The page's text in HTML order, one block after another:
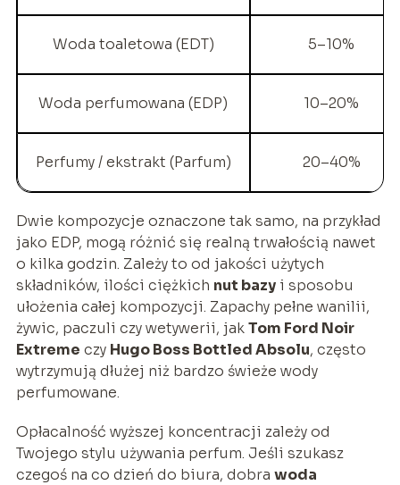
Woda toaletowa (EDT) 5–10%
Woda perfumowana (EDP) 10–20%
Perfumy / ekstrakt (Parfum) 20–40%
Dwie kompozycje oznaczone tak samo, na przykład
jako EDP, mogą różnić się realną trwałością nawet
o kilka godzin. Zależy to od jakości użytych
składników, ilości ciężkich nut bazyi sposobu
ułożenia całej kompozycji. Zapachy pełne wanilii,
żywic, paczuli czy wetywerii, jakTom Ford Noir
Extreme czy Hugo Boss Bottled Absolu, często
wytrzymują dłużej niż bardzo świeże wody
perfumowane.
Opłacalność wyższej koncentracji zależy od
Twojego stylu używania perfum. Jeśli szukasz
czegoś na co dzień do biura, dobra woda